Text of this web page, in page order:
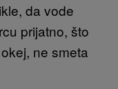
da vode
prijatno, što
ne smeta